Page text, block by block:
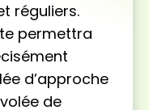
réguliers.
permettra
d’approche
de